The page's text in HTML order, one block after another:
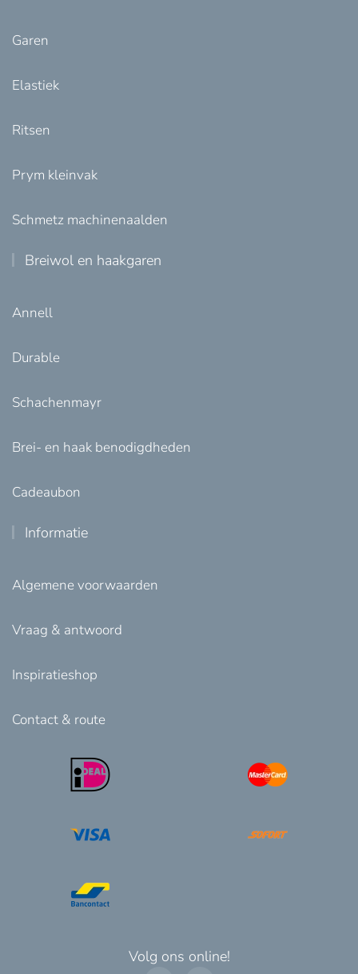
Garen
Elastiek
Ritsen
Prym kleinvak
Schmetz machinenaalden
Breiwol en haakgaren
Annell
Durable
Schachenmayr
Brei- en haak benodigdheden
Cadeaubon
Informatie
Algemene voorwaarden
Vraag & antwoord
Inspiratieshop
Contact & route
Volg ons online!